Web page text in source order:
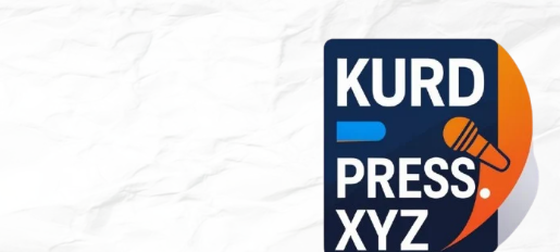
content